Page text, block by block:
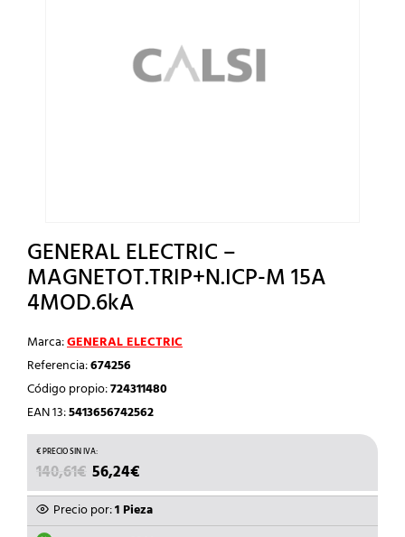
GENERAL ELECTRIC –
MAGNETOT.TRIP+N.ICP-M 15A
4MOD.6kA
Marca:GENERAL ELECTRIC
Referencia:674256
Código propio:724311480
EAN 13:5413656742562
140,61€ EL
PRECIO
ORIGINAL
ERA:
56,24€
PRECIO
ACTUAL
ES:
Precio por:1 Pieza